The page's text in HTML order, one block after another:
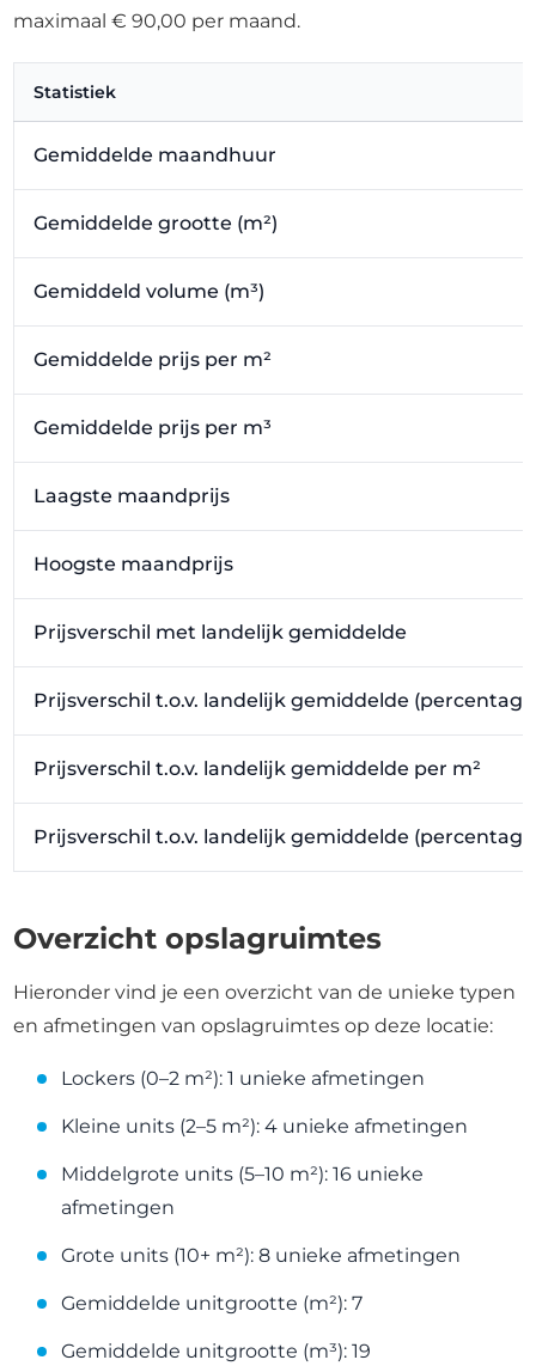
maximaal € 90,00 per maand.
Statistiek
Gemiddelde maandhuur
Gemiddelde grootte (m²)
Gemiddeld volume (m³)
Gemiddelde prijs per m²
Gemiddelde prijs per m³
Laagste maandprijs
Hoogste maandprijs
Prijsverschil met landelijk gemiddelde
Prijsverschil t.o.v. landelijk gemiddelde
Prijsverschil t.o.v. landelijk gemiddelde per m²
Prijsverschil t.o.v. landelijk gemiddelde
Overzicht opslagruimtes
Hieronder vind je een overzicht van de unieke typen
en afmetingen van opslagruimtes op deze locatie:
Lockers (0–2 m²): 1 unieke afmetingen
Kleine units (2–5 m²): 4 unieke afmetingen
Middelgrote units (5–10 m²): 16 unieke
afmetingen
Grote units (10+ m²): 8 unieke afmetingen
Gemiddelde unitgrootte (m²): 7
Gemiddelde unitgrootte (m³): 19